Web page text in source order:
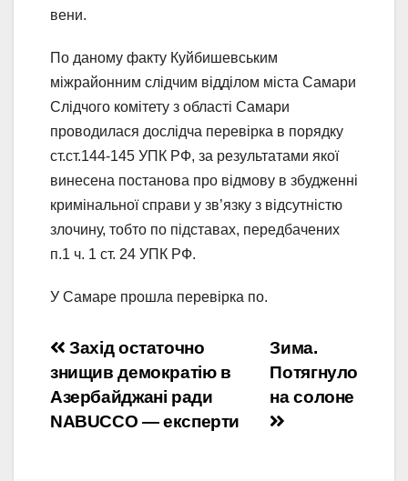
вени.
По даному факту Куйбишевським
міжрайонним слідчим відділом міста Самари
Слідчого комітету з області Самари
проводилася дослідча перевірка в порядку
ст.ст.144-145 УПК РФ, за результатами якої
винесена постанова про відмову в збудженні
кримінальної справи у зв’язку з відсутністю
злочину, тобто по підставах, передбачених
п.1 ч. 1 ст. 24 УПК РФ.
У Самаре прошла перевірка по.
Навигация
по
записям
Зима.
Потягнуло
на солоне
Захід остаточно
знищив демократію в
Азербайджані ради
NABUCCO — експерти